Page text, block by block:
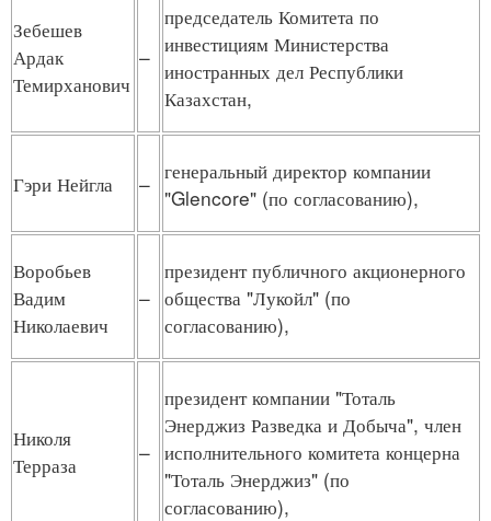
Зебешев
Ардак
Темирханович
–
председатель Комитета по
инвестициям Министерства
иностранных дел Республики
Казахстан,
Гэри Нейгла – генеральный директор компании
"Glencore" (по согласованию),
Воробьев
Вадим
Николаевич
–
президент публичного акционерного
общества "Лукойл" (по
согласованию),
Николя
Терраза
–
президент компании "Тоталь
Энерджиз Разведка и Добыча", член
исполнительного комитета концерна
"Тоталь Энерджиз" (по
согласованию),